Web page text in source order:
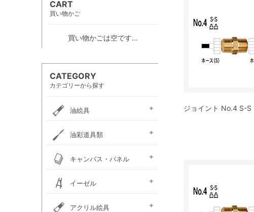
CART
買い物かご
買い物かごは空です...
CATEGORY
カテゴリーから探す
油絵具
お勧めセット
アーチスト油絵具
DUO水可溶性油絵具
ヴェルネ 高品位油絵具
ホルベイン画用液
スタンダードオイルカラー
クサカベ・専門家用油絵具
ミノー油絵具
ギルド油絵具
ラスター油絵具
クサカベ画用液
マツダ・スーパー油絵具
マツダ画用液
オイルカラー AOC
W＆N画用液
レンブラント油絵具
ヴァンゴッホ油絵具
ターレンス油絵具
ターレンス画用液
ターナー・マチソン油絵具
ターナー画溶液
油彩道具類
ペインティングナイフ
ペインティングナイフ
イタリアンアートナイフ
ペンチングナイフ
パレットナイフ
カタリスト
パレット
チューブ絞り
キャンバス・パネル
張り上げキャンバス
ロールキャンバス
キャンバスボード
木枠
キャンバス張り用具
木製パネル・水貼りテープ
メタリックキャンバス
イーゼル
アトリエイーゼル
デッサンイーゼル
ディスプレイイーゼル
野外イーゼル
卓上イーゼル
イーゼルボックス
アトリエキャビネット
イーゼル用品
アクリル絵具
ジョイント No.4 S-S